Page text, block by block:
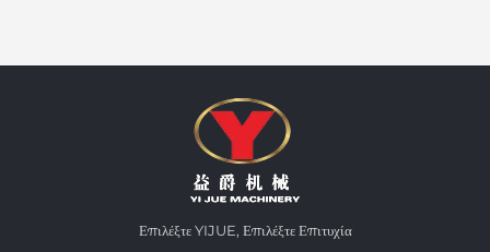
Επιλέξτε YIJUE, Επιλέξτε Επιτυχία